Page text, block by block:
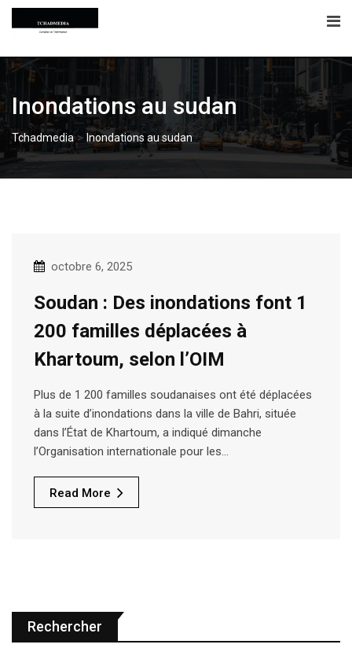
Skip
Inondations au sudan
Tchadmedia> Inondations au sudan
octobre 6, 2025
Soudan : Des inondations font 1
200 familles déplacées à
Khartoum, selon l’OIM
Plus de 1 200 familles soudanaises ont été déplacées
à la suite d’inondations dans la ville de Bahri, située
dans l’État de Khartoum, a indiqué dimanche
l’Organisation internationale pour les…
Read More
Rechercher